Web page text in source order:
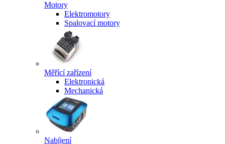
Motory
Elektromotory
Spalovací motory
Měřící zařízení
Elektronická
Mechanická
Nabíjení